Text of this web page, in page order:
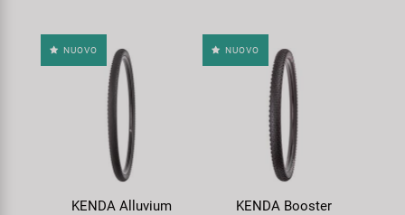
NUOVO
KENDA Alluvium
NUOVO
KENDA Booster